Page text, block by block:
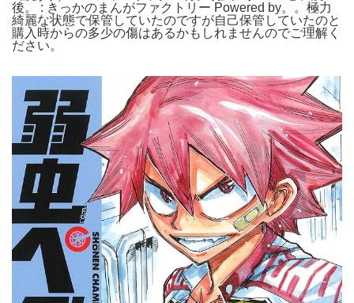
後。 : きっかのまんがファクトリー Powered by。。極力
綺麗な状態で保管していたのですが自己保管していたのと
購入時からの多少の傷はあるかもしれませんのでご理解く
ださい。